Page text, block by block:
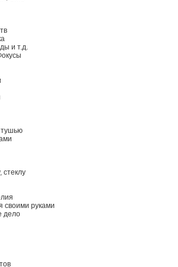
и т.д.
тушью
своими руками
дело